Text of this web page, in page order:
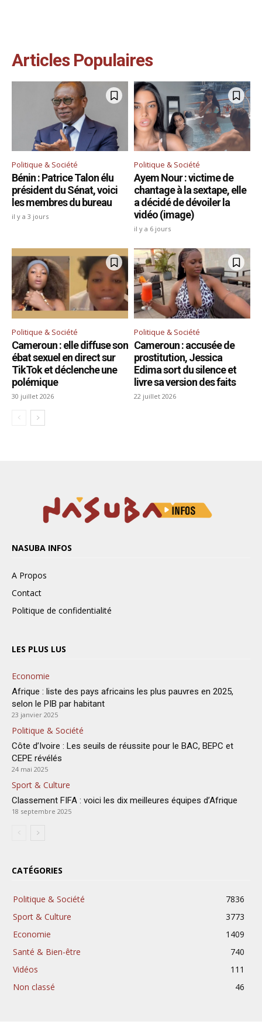
NASUBA INFOS
A Propos
Contact
Politique de confidentialité
LES PLUS LUS
Economie
Afrique : liste des pays africains les plus pauvres en 2025,
selon le PIB par habitant
23 janvier 2025
Politique & Société
Côte d’Ivoire : Les seuils de réussite pour le BAC, BEPC et
CEPE révélés
24 mai 2025
Sport & Culture
Classement FIFA : voici les dix meilleures équipes d’Afrique
18 septembre 2025
CATÉGORIES
Politique & Société
7836
Sport & Culture
3773
Economie
1409
Santé & Bien-être
740
Vidéos
111
Non classé
46